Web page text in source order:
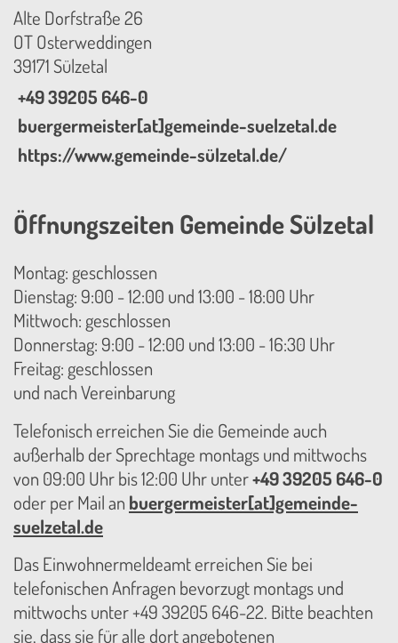
Alte Dorfstraße 26
OT Osterweddingen
39171 Sülzetal
+49 39205 646-0
buergermeister[at]gemeinde-suelzetal.de
https://www.gemeinde-sülzetal.de/
Öffnungszeiten Gemeinde Sülzetal
Montag: geschlossen
Dienstag: 9:00 - 12:00 und 13:00 - 18:00 Uhr
Mittwoch: geschlossen
Donnerstag: 9:00 - 12:00 und 13:00 - 16:30 Uhr
Freitag: geschlossen
und nach Vereinbarung
Telefonisch erreichen Sie die Gemeinde auch
außerhalb der Sprechtage montags und mittwochs
von 09:00 Uhr bis 12:00 Uhr unter+49 39205 646-0
oder per Mail an buergermeister[at]gemeinde-
suelzetal.de
Das Einwohnermeldeamt erreichen Sie bei
telefonischen Anfragen bevorzugt montags und
mittwochs unter +49 39205 646-22. Bitte beachten
sie, dass sie für alle dort angebotenen